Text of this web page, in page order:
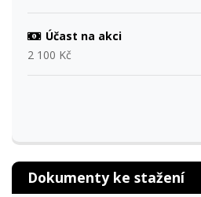
Účast na akci
2 100 Kč
Dokumenty ke stažení